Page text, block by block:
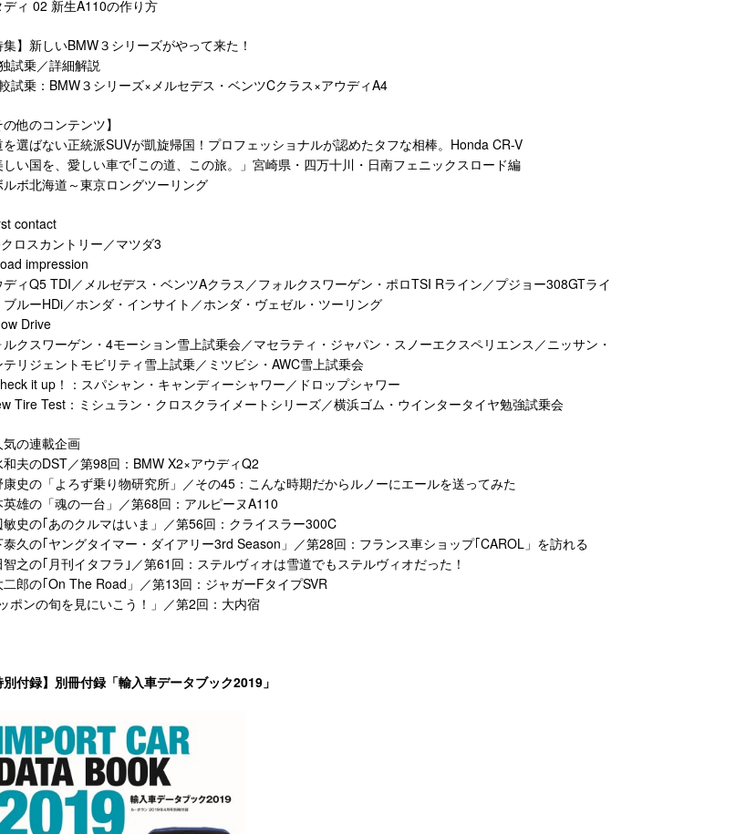
ディ 02 新生A110の作り方
集】新しいBMW３シリーズがやって来た！
試乗／詳細解説
試乗：BMW３シリーズ×メルセデス・ベンツCクラス×アウディA4
の他のコンテンツ】
を選ばない正統派SUVが凱旋帰国！プロフェッショナルが認めたタフな相棒。Honda CR-V
しい国を、愛しい車で｢この道、この旅。」宮崎県・四万十川・日南フェニックスロード編
ルボ北海道～東京ロングツーリング
contact
ロスカントリー／マツダ3
impression
ディQ5 TDI／メルゼデス・ベンツAクラス／フォルクスワーゲン・ポロTSI Rライン／プジョー308GTライ
ブルーHDi／ホンダ・インサイト／ホンダ・ヴェゼル・ツーリング
Drive
ルクスワーゲン・4モーション雪上試乗会／マセラティ・ジャパン・スノーエクスペリエンス／ニッサン・
テリジェントモビリティ雪上試乗／ミツビシ・AWC雪上試乗会
it up！：スパシャン・キャンディーシャワー／ドロップシャワー
Tire Test：ミシュラン・クロスクライメートシリーズ／横浜ゴム・ウインタータイヤ勉強試乗会
気の連載企画
和夫のDST／第98回：BMW X2×アウディQ2
康史の「よろず乗り物研究所」／その45：こんな時期だからルノーにエールを送ってみた
英雄の「魂の一台」／第68回：アルピーヌA110
敏史の｢あのクルマはいま」／第56回：クライスラー300C
泰久の｢ヤングタイマー・ダイアリー3rd Season」／第28回：フランス車ショップ｢CAROL」を訪れる
之の｢月刊イタフラ｣／第61回：ステルヴィオは雪道でもステルヴィオだった！
二郎の｢On The Road」／第13回：ジャガーFタイプSVR
ポンの旬を見にいこう！」／第2回：大内宿
別付録】別冊付録「輸入車データブック2019」